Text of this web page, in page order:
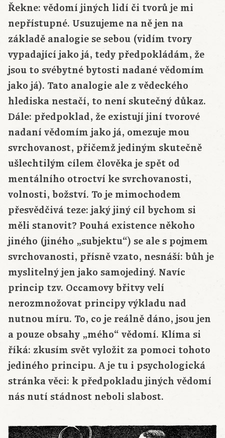
Řekne: vědomí jiných lidí či tvorů je mi
nepřístupné. Usuzujeme na ně jen na
základě analogie se sebou (vidím tvory
vypadající jako já, tedy předpokládám, že
jsou to svébytné bytosti nadané vědomím
jako já). Tato analogie ale z vědeckého
hlediska nestačí, to není skutečný důkaz.
Dále: předpoklad, že existují jiní tvorové
nadaní vědomím jako já, omezuje mou
svrchovanost, přičemž jediným skutečně
ušlechtilým cílem člověka je spět od
mentálního otroctví ke svrchovanosti,
volnosti, božství. To je mimochodem
přesvědčivá teze: jaký jiný cíl bychom si
měli stanovit? Pouhá existence někoho
jiného (jiného „subjektu“) se ale s pojmem
svrchovanosti, přísně vzato, nesnáší: bůh je
myslitelný jen jako samojediný. Navíc
princip tzv. Occamovy břitvy velí
nerozmnožovat principy výkladu nad
nutnou míru. To, co je reálně dáno, jsou jen
a pouze obsahy „mého“ vědomí. Klíma si
říká: zkusím svět vyložit za pomoci tohoto
jediného principu. A je tu i psychologická
stránka věci: k předpokladu jiných vědomí
nás nutí stádnost neboli slabost.